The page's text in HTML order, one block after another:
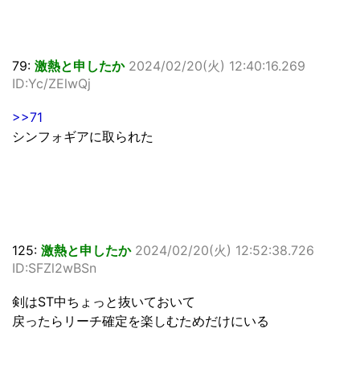
79: 激熱と申したか 2024/02/20(火) 12:40:16.269
ID:Yc/ZElwQj
>>71
シンフォギアに取られた
125: 激熱と申したか 2024/02/20(火) 12:52:38.726
ID:SFZl2wBSn
剣はST中ちょっと抜いておいて
戻ったらリーチ確定を楽しむためだけにいる